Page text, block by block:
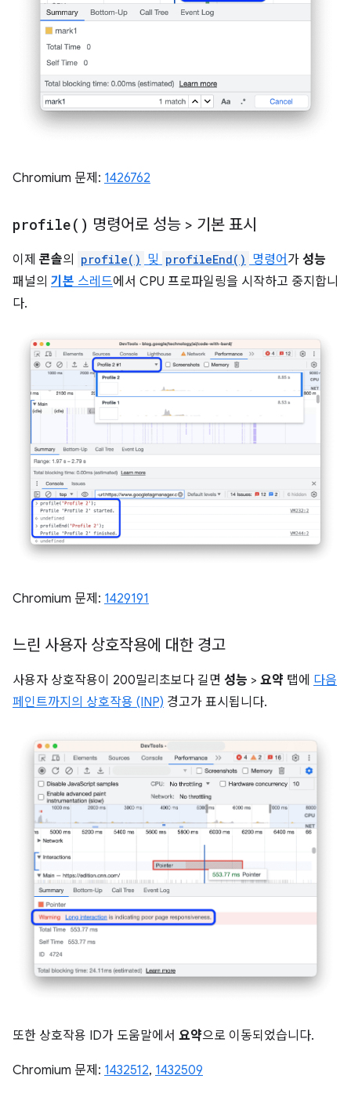
Chromium 문제: 1426762
profile( ) 명령어로 성능 > 기본 표시
이제 콘솔의 profile() 및 profileEnd() 명령어 가 성능
패널의 기본 스레드에서 CPU 프로파일링을 시작하고 중지합니
다.
Chromium 문제: 1429191
느린 사용자 상호작용에 대한 경고
사용자 상호작용이 200밀리초보다 길면 성능 > 요약 탭에 다음
페인트까지의 상호작용 (INP) 경고가 표시됩니다.
또한 상호작용 ID가 도움말에서 요약으로 이동되었습니다.
Chromium 문제: 1432512, 1432509